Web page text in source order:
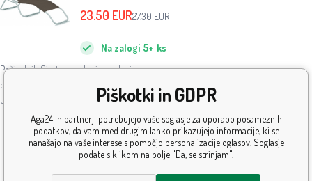
Počivalnik Siesta z nasloni za roke je
praktično sodobno vrtno pohištvo, idealno za
udobno sprostitev na katerem koli vrtu.
Na zalogi 5+ ks
23.50 EUR27.30EUR
Ponudba se kmalu izteče:
7 : 10 : 21 02
Piškotki in GDPR
Aga24 in partnerji potrebujejo vaše soglasje za uporabo posameznih
podatkov, da vam med drugim lahko prikazujejo informacije, ki se
nanašajo na vaše interese s pomočjo personalizacije oglasov. Soglasje
podate s klikom na polje "Da, se strinjam".